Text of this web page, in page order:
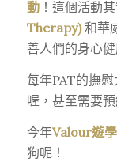
動！這個活動
Therapy)和華
善人們的身心
每年PAT的撫
喔，甚至需要
今年Valour遊
狗呢！